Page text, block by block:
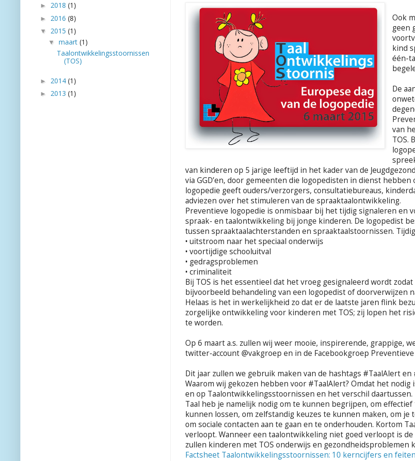
Ook
geen
kind
één-
De
van
TOS.
van kinderen op 5 jarige leeftijd in het kader van de
via GGD’en, door gemeenten die logopedisten in dienst
logopedie geeft ouders/verzorgers, consultatiebureaus,
adviezen over het stimuleren van de spraaktaalontwikkeling.
Preventieve logopedie is onmisbaar bij het tijdig signaleren en
spraak- en taalontwikkeling bij jonge kinderen. De logopedist
tussen spraaktaalachterstanden en spraaktaalstoornissen.
• uitstroom naar het speciaal onderwijs
• voortijdige schooluitval
• gedragsproblemen
• criminaliteit
Bij TOS is het essentieel dat het vroeg gesignaleerd wordt
bijvoorbeeld behandeling van een logopedist of doorverwijzen
Helaas is het in werkelijkheid zo dat er de laatste jaren flink
zorgelijke ontwikkeling voor kinderen met TOS; zij lopen het
te worden.
Op 6 maart a.s. zullen wij weer mooie, inspirerende, grappige,
twitter-account @vakgroep en in de Facebookgroep Preventieve
Dit jaar zullen we gebruik maken van de hashtags #TaalAlert en
Waarom wij gekozen hebben voor #TaalAlert? Omdat het
en op Taalontwikkelingsstoornissen en het verschil daartussen.
Taal heb je namelijk nodig om te kunnen begrijpen, om
kunnen lossen, om zelfstandig keuzes te kunnen maken, om
om sociale contacten aan te gaan en te onderhouden. Kortom
verloopt. Wanneer een taalontwikkeling niet goed verloopt is
zullen kinderen met TOS onderwijs en gezondheidsproblemen
Factsheet Taalontwikkelingsstoornissen: 10 kerncijfers en
► 2018 (1)
► 2016 (8)
▼ 2015 (1)
▼ maart (1)
Taalontwikkelingsstoornissen
(TOS)
► 2014 (1)
► 2013 (1)